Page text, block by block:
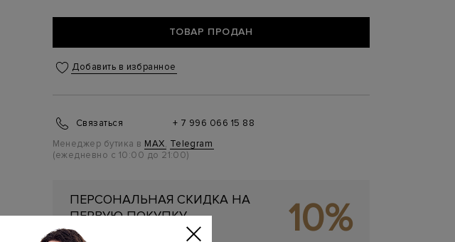
ТОВАР ПРОДАН
Добавить в избранное
Связаться
+ 7 996 066 15 88
Менеджер бутика в MAX, Telegram
(ежедневно с 10:00 до 21:00)
ПЕРСОНАЛЬНАЯ СКИДКА НА
ПЕРВУЮ ПОКУПКУ
Подробнее 10%